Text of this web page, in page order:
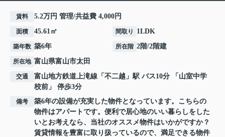
賃料 5.2万円 管理/共益費 4,000円
面積 45.61㎡ 間取り 1LDK
築年数 築6年 所在階 2階/2階建
所在地 富山県富山市太田
交通 富山地方鉄道上滝線 「 不二越 」駅 バス10分 「山室中学
校前」 停歩3分
備考
築6年の設備が充実した物件となっています。こちらの
物件はアパートです。便利で居心地のいい暮らしをした
いとお考えなら、当社のオススメ物件はいかがですか？
賃貸情報を豊富に取り扱っているので、満足できる物件